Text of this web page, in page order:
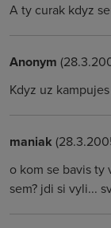
A ty curak kdyz
Anonym
Kdyz uz
maniak
o kom se bavis
sem? jdi si vyli...